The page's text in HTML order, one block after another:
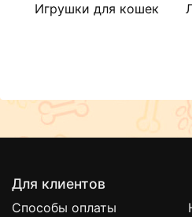
Игрушки для кошек
Для клиентов
Способы оплаты